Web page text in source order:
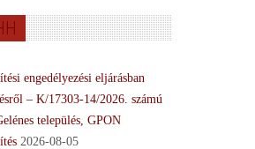
engedélyezési eljárásban
– K/17303-14/2026. számú
település, GPON
2026-08-05